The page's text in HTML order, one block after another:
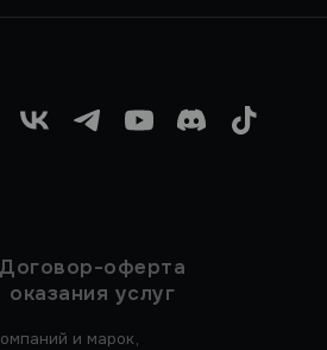
VK TelegramYouTubeDiscordTikTok
Договор-оферта
оказания услуг
и марок,